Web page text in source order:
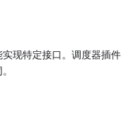
现特定接口。调度器插件